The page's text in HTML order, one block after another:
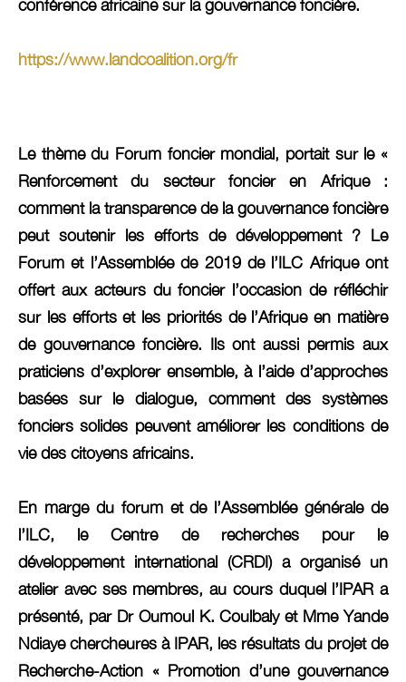
conférence africaine sur la gouvernance foncière.
https://www.landcoalition.org/fr
Le thème du Forum foncier mondial, portait sur le «
Renforcement du secteur foncier en Afrique :
comment la transparence de la gouvernance foncière
peut soutenir les efforts de développement ? Le
Forum et l’Assemblée de 2019 de l’ILC Afrique ont
offert aux acteurs du foncier l’occasion de réfléchir
sur les efforts et les priorités de l’Afrique en matière
de gouvernance foncière. Ils ont aussi permis aux
praticiens d’explorer ensemble, à l’aide d’approches
basées sur le dialogue, comment des systèmes
fonciers solides peuvent améliorer les conditions de
vie des citoyens africains.
En marge du forum et de l’Assemblée générale de
l’ILC, le Centre de recherches pour le
développement international (CRDI) a organisé un
atelier avec ses membres, au cours duquel l’IPAR a
présenté, par Dr Oumoul K. Coulbaly et Mme Yande
Ndiaye chercheures à IPAR, les résultats du projet de
Recherche-Action « Promotion d’une gouvernance